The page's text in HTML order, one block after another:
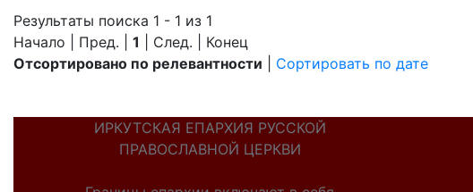
Результаты поиска 1 - 1 из 1
Начало | Пред. | 1 | След. | Конец
Отсортировано по релевантности
Сортировать по дате
ИРКУТСКАЯ ЕПАРХИЯ РУССКОЙ
ПРАВОСЛАВНОЙ ЦЕРКВИ